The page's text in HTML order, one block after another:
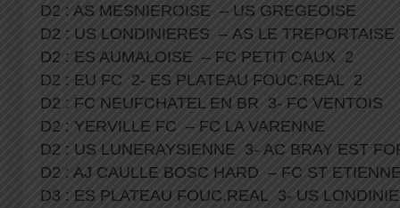
D2 : AS MESNIEROISE – US GREGEOISE
D2 : US LONDINIERES – AS LE
D2 : ES AUMALOISE – FC PETIT CAUX 2
D2 : EU FC 2- ES PLATEAU FOUC.REAL 2
D2 : FC NEUFCHATEL EN BR 3- FC VENTOIS
D2 : YERVILLE FC – FC LA VARENNE
D2 : US LUNERAYSIENNE 3- AC BRAY EST
D2 : AJ CAULLE BOSC HARD – FC ST
D3 : ES PLATEAU FOUC.REAL 3- US